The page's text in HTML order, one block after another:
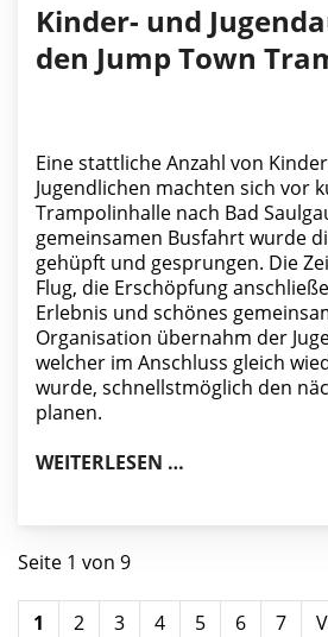
Kinder- und
den Jump Town
Eine stattliche Anzahl von
Jugendlichen machten sich vor
Trampolinhalle nach Bad
gemeinsamen Busfahrt wurde
gehüpft und gesprungen. Die
Flug, die Erschöpfung
Erlebnis und schönes
Organisation übernahm der
welcher im Anschluss gleich
wurde, schnellstmöglich den
planen.
WEITERLESEN …
Seite 1 von 9
1 2 3 4 5 6 7